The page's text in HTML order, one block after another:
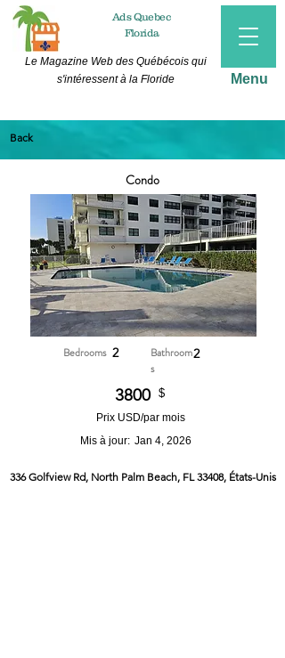
AdsQuebec
Florida
Menu
Le Magazine Web des Québécois qui
s'intéressent à la Floride
Back
Condo
Bedrooms 2
3800
Bathroom
s
2
$
Prix USD/par mois
Mis à jour: Jan 4, 2026
336 Golfview Rd, North Palm Beach, FL 33408, États-Unis